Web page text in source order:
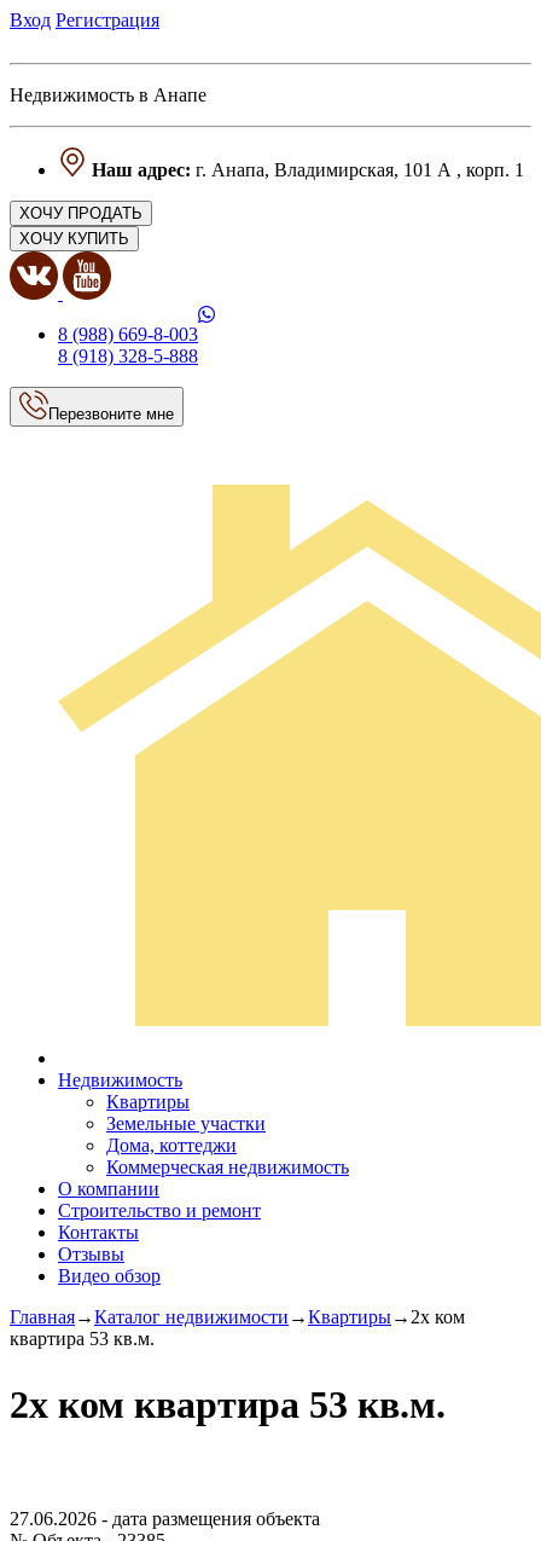
Вход Регистрация
Недвижимость в Анапе
Наш адрес: г. Анапа, Владимирская, 101 А , корп. 1
ХОЧУ ПРОДАТЬ
ХОЧУ КУПИТЬ
8 (988) 669-8-003
8 (918) 328-5-888
Перезвоните мне
Недвижимость
Квартиры
Земельные участки
Дома, коттеджи
Коммерческая недвижимость
О компании
Строительство и ремонт
Контакты
Отзывы
Видео обзор
Главная→Каталог недвижимости →Квартиры→ 2х ком
квартира 53 кв.м.
2х ком квартира 53 кв.м.
27.06.2026 - дата размещения объекта